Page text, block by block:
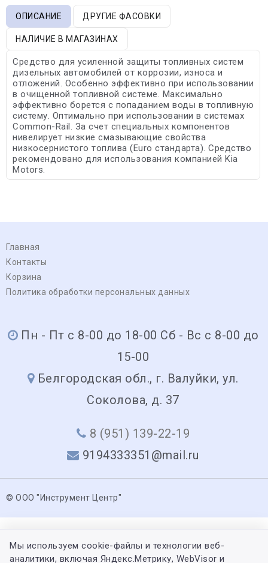
ОПИСАНИЕ ДРУГИЕ ФАСОВКИ
НАЛИЧИЕ В МАГАЗИНАХ
Средство для усиленной защиты топливных систем
дизельных автомобилей от коррозии, износа и
отложений. Особенно эффективно при использовании
в очищенной топливной системе. Максимально
эффективно борется с попаданием воды в топливную
систему. Оптимально при использовании в системах
Common-Rail. За счет специальных компонентов
нивелирует низкие смазывающие свойства
низкосернистого топлива (Euro стандарта). Средство
рекомендовано для использования компанией Kia
Motors.
Главная
Контакты
Корзина
Политика обработки персональных данных
Пн - Пт с 8-00 до 18-00 Сб - Вс с 8-00 до
15-00
Белгородская обл., г. Валуйки, ул.
Соколова, д. 37
8 (951) 139-22-19
9194333351@mail.ru
© ООО "Инструмент Центр"
Мы используем cookie-файлы и технологии веб-
аналитики, включая Яндекс.Метрику, WebVisor и